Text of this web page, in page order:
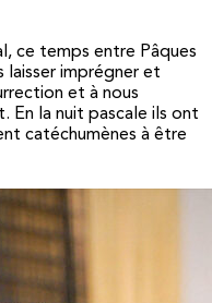
ce temps entre Pâques
laisser imprégner et
et à nous
En la nuit pascale ils ont
catéchumènes à être